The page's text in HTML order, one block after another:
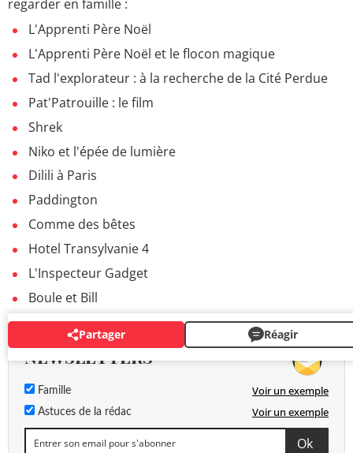
regarder en famille :
L'Apprenti Père Noël
L'Apprenti Père Noël et le flocon magique
Tad l'explorateur : à la recherche de la Cité Perdue
Pat'Patrouille : le film
Shrek
Niko et l'épée de lumière
Dilili à Paris
Paddington
Comme des bêtes
Hotel Transylvanie 4
L'Inspecteur Gadget
Boule et Bill
Partager Réagir
NEWSLETTERS
Famille Voir un exemple
Astuces de la rédac Voir un exemple